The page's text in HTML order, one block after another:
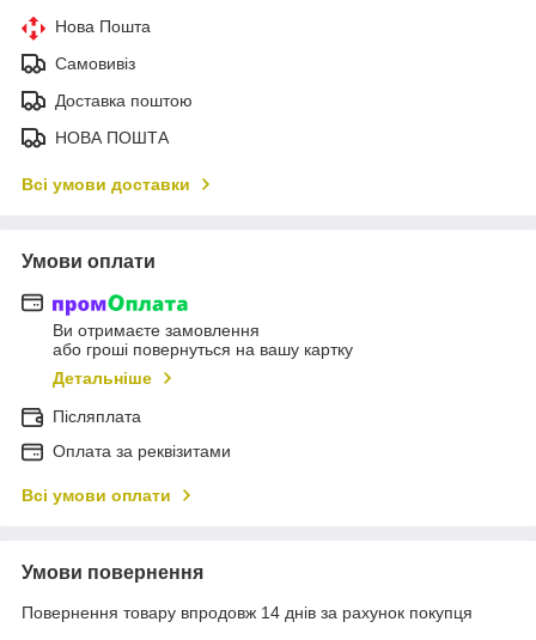
Нова Пошта
Самовивіз
Доставка поштою
НОВА ПОШТА
Всі умови доставки
Умови оплати
Ви отримаєте замовлення
або гроші повернуться на вашу картку
Детальніше
Післяплата
Оплата за реквізитами
Всі умови оплати
Умови повернення
Повернення товару впродовж 14 днів за рахунок покупця